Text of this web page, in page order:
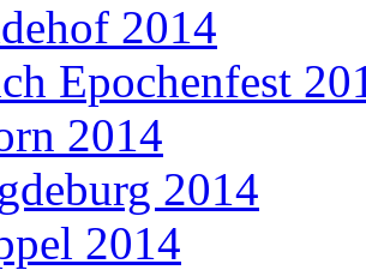
2014
Epochenfest
2014
2014
2014